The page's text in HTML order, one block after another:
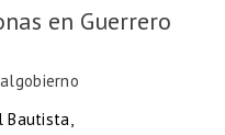
en Guerrero
Bautista,